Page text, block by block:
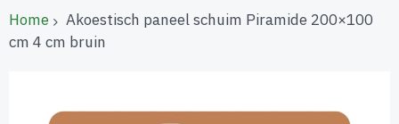
Home
Akoestisch paneel schuim Piramide 200×100
cm 4 cm bruin